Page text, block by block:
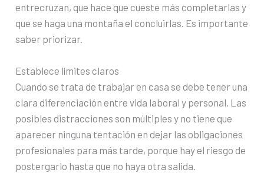
entrecruzan, que hace que cueste más completarlas y
que se haga una montaña el concluirlas. Es importante
saber priorizar.
Establece límites claros
Cuando se trata de trabajar en casa se debe tener una
clara diferenciación entre vida laboral y personal. Las
posibles distracciones son múltiples y no tiene que
aparecer ninguna tentación en dejar las obligaciones
profesionales para más tarde, porque hay el riesgo de
postergarlo hasta que no haya otra salida.